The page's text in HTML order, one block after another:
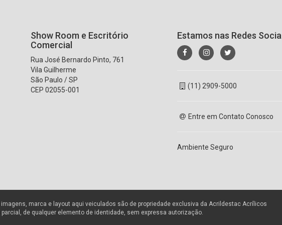
Show Room e Escritório
Comercial
Rua José Bernardo Pinto, 761
Vila Guilherme
São Paulo / SP
CEP 02055-001
Estamos nas Redes
(11) 2909-5000
Entre em Contato Conosco
Ambiente Seguro
marca e layout aqui veiculados são de propriedade exclusiva da Acrildestac Acrílicos
de qualquer elemento de identidade, sem expressa autorização.